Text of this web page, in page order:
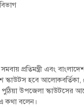
সমবায় প্রতিমন্ত্রী এবং
স্কাউটস হবে
উপজেলা স্কাউটসের
কথা বলেন।